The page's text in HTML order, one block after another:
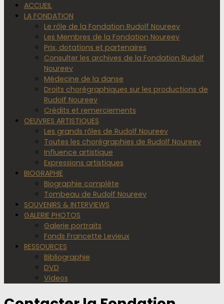
ACCUEIL
LA FONDATION
Le rôle de la Fondation Rudolf Noureev
Les Membres de la Fondation Noureev
Prix, dotations et partenaires
Consulter les archives de la Fondation Rudolf
Noureev
Médecine de la danse
Droits chorégraphiques sur les productions de
Rudolf Noureev
Crédits et remerciements
OEUVRES ARTISTIQUES
Les grands rôles de Rudolf Noureev
Toutes les chorégraphies de Rudolf Noureev
Influence artistique
Expressions artistiques
BIOGRAPHIE
Biographie complète
Tombeau de Rudolf Noureev
SOUVENIRS & INTERVIEWS
GALERIE PHOTOS
Galerie portraits
Fonds Francette Levieux
RESSOURCES
Bibliographie
DVD
Videos